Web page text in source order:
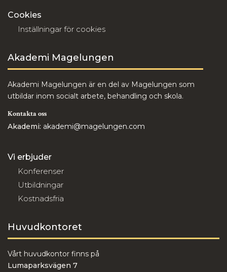
Cookies
Inställningar för cookies
Akademi Magelungen
Akademi Magelungen är en del av Magelungen som
utbildar inom socialt arbete, behandling och skola.
Kontakta oss
Akademi: akademi@magelungen.com
Vi erbjuder
Konferenser
Utbildningar
Kostnadsfria
Huvudkontoret
Vårt huvudkontor finns på
Lumaparksvägen 7